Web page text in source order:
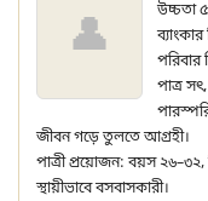
👤
উচ্চতা
পরিবার
পাত্র
জীবন গড়ে তুলতে আগ্রহী।
পাত্রী প্রয়োজন: বয়স ২৬–৩২,
স্থায়ীভাবে বসবাসকারী।